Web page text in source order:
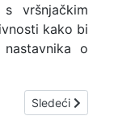
vršnjačkim
kako bi
o
HOLOKAUSTA
Sledeći članak:
Sledeći